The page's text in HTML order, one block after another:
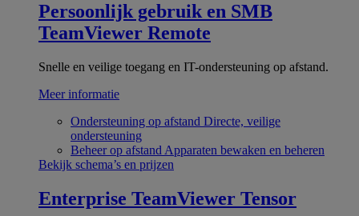
Persoonlijk gebruik en SMB
TeamViewer Remote
Snelle en veilige toegang en IT-ondersteuning op afstand.
Meer informatie
Ondersteuning op afstand Directe, veilige
ondersteuning
Beheer op afstand Apparaten bewaken en beheren
Bekijk schema’s en prijzen
Enterprise TeamViewer Tensor